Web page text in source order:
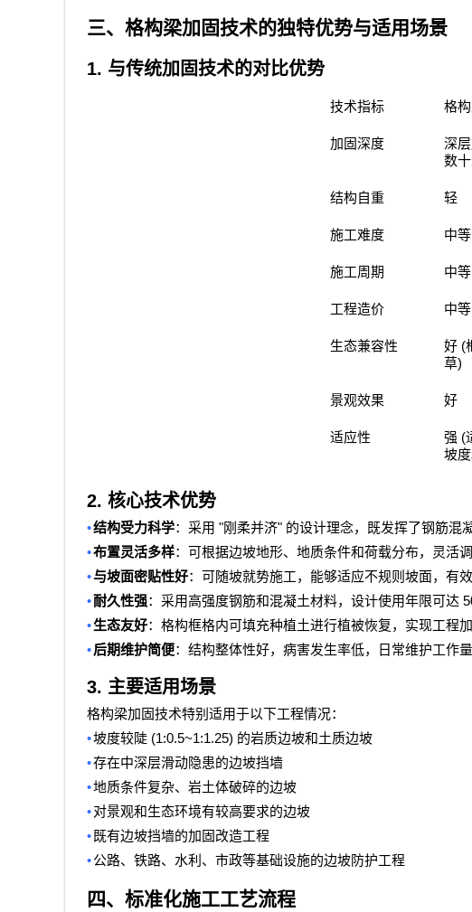
三、格构梁加固技术的独特优势与适用场景
1. 与传统加固技术的对比优势
技术指标 格
加固深度 深
数
结构自重 轻
施工难度 中等
施工周期 中等
工程造价 中等
生态兼容性 好 (
草)
景观效果 好
适应性 强 (
坡
2. 核心技术优势
•结构受力科学：采用 "刚柔并济" 的设计理念，既发挥了钢筋混
•布置灵活多样：可根据边坡地形、地质条件和荷载分布，灵活
•与坡面密贴性好：可随坡就势施工，能够适应不规则坡面，有
•耐久性强：采用高强度钢筋和混凝土材料，设计使用年限可达
•生态友好：格构框格内可填充种植土进行植被恢复，实现工程
•后期维护简便：结构整体性好，病害发生率低，日常维护工作
3. 主要适用场景
格构梁加固技术特别适用于以下工程情况：
•坡度较陡 (1:0.5~1:1.25) 的岩质边坡和土质边坡
•存在中深层滑动隐患的边坡挡墙
•地质条件复杂、岩土体破碎的边坡
•对景观和生态环境有较高要求的边坡
• 既有边坡挡墙的加固改造工程
•公路、铁路、水利、市政等基础设施的边坡防护工程
四、标准化施工工艺流程